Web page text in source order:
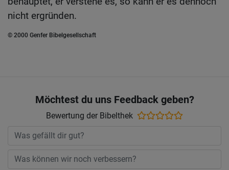
nicht ergründen.
© 2000 Genfer Bibelgesellschaft
Möchtest du uns Feedback geben?
Bewertung der Bibelthek